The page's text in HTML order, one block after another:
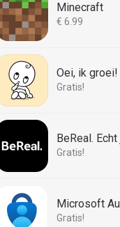
Minecraft
€ 6.99
Oei, ik groei!
Gratis!
BeReal.
Gratis!
Microsoft
Gratis!